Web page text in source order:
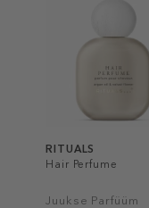
RITUALS
Hair Perfume
Juukse Parfüüm